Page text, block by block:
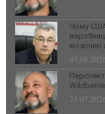
Чому США
можливі